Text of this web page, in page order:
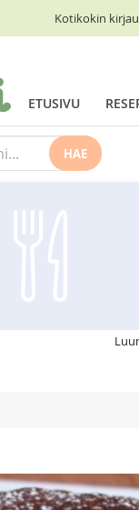
Kotikokin
ETUSIVU
HAE